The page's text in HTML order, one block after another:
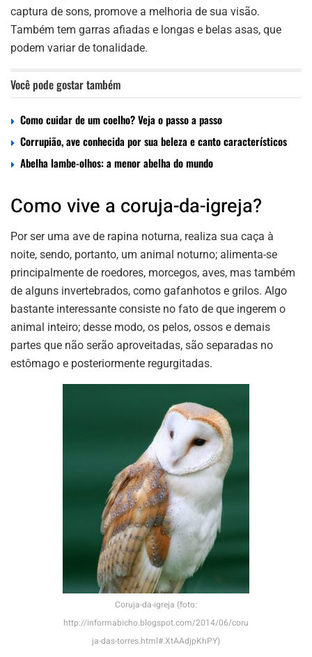
captura de sons, promove a melhoria de sua visão.
Também tem garras afiadas e longas e belas asas, que
podem variar de tonalidade.
Você pode gostar também
Como cuidar de um coelho? Veja o passo a passo
Corrupião, ave conhecida por sua beleza e canto característicos
Abelha lambe-olhos: a menor abelha do mundo
Como vive a coruja-da-igreja?
Por ser uma ave de rapina noturna, realiza sua caça à
noite, sendo, portanto, um animal noturno; alimenta-se
principalmente de roedores, morcegos, aves, mas também
de alguns invertebrados, como gafanhotos e grilos. Algo
bastante interessante consiste no fato de que ingerem o
animal inteiro; desse modo, os pelos, ossos e demais
partes que não serão aproveitadas, são separadas no
estômago e posteriormente regurgitadas.
Coruja-da-igreja (foto:
http://informabicho.blogspot.com/2014/06/coru
ja-das-torres.html#.XtAAdjpKhPY)